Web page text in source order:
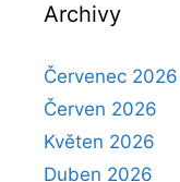
Archivy
Červenec 2026
Červen 2026
Květen 2026
Duben 2026